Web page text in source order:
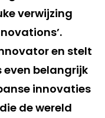
verwijzing
en stelt
even belangrijk
innovaties
de wereld